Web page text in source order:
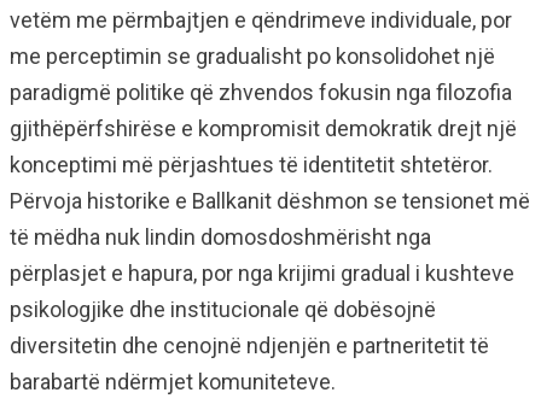
vetëm me përmbajtjen e qëndrimeve individuale, por
me perceptimin se gradualisht po konsolidohet një
paradigmë politike që zhvendos fokusin nga filozofia
gjithëpërfshirëse e kompromisit demokratik drejt një
konceptimi më përjashtues të identitetit shtetëror.
Përvoja historike e Ballkanit dëshmon se tensionet më
të mëdha nuk lindin domosdoshmërisht nga
përplasjet e hapura, por nga krijimi gradual i kushteve
psikologjike dhe institucionale që dobësojnë
diversitetin dhe cenojnë ndjenjën e partneritetit të
barabartë ndërmjet komuniteteve.